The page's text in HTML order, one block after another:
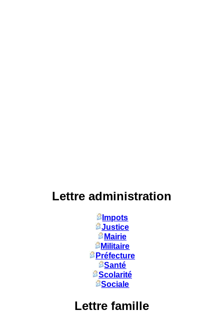
Lettre administration
Impots
Justice
Mairie
Militaire
Préfecture
Santé
Scolarité
Sociale
Lettre famille